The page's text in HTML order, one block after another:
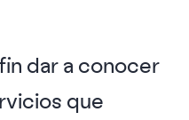
dar a conocer
que